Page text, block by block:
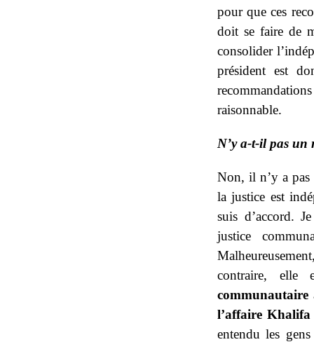
pour que ces
doit se faire de
consolider
président est
raisonnable.
N’y a-t-il pas un
Non, il n’y a
la justice est
suis d’accord.
justice
contraire,
communautaire
l’affaire
entendu les